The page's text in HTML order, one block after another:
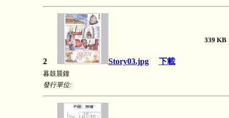
2 Story03.jpg 下載
339
暮鼓晨鐘
發行單位: